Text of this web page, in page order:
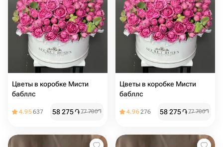
Цветы в коробке Мисти
бабллс ️
4.95637 58 275֏77 700֏
Цветы в коробке Мисти
бабллс
4.96276 58 275֏77 700֏